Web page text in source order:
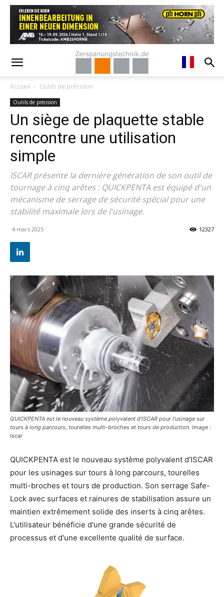
Accueil Outils de précision
Outils de précision
Un siège de plaquette stable
rencontre une utilisation
simple
ISCAR présente la dernière génération de son outil de
tournage à cinq arêtes : QUICKPENTA est équipé d'un
mécanisme de serrage de sécurité spécial pour une
stabilité maximale lors de l'usinage.
4 mars 2025 12327
QUICKPENTA est le nouveau système polyvalent d'ISCAR pour l'usinage sur
tours à long parcours, tourelles multi-broches et tours de production. Image :
Iscar
QUICKPENTA est le nouveau système polyvalent d'ISCAR
pour les usinages sur tours à long parcours, tourelles
multi-broches et tours de production. Son serrage Safe-
Lock avec surfaces et rainures de stabilisation assure un
maintien extrêmement solide des inserts à cinq arêtes.
L'utilisateur bénéficie d'une grande sécurité de
processus et d'une excellente qualité de surface.